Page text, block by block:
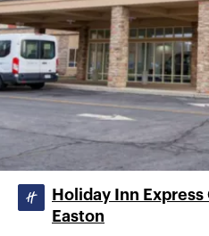
Holiday Inn
Easton